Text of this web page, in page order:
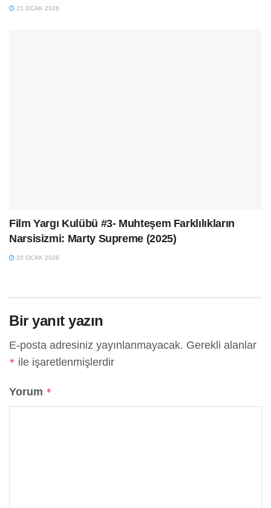
21 OCAK 2026
Film Yargı Kulübü #3- Muhteşem Farklılıkların
Narsisizmi: Marty Supreme (2025)
20 OCAK 2026
Bir yanıt yazın
E-posta adresiniz yayınlanmayacak. Gerekli alanlar
* ile işaretlenmişlerdir
Yorum *